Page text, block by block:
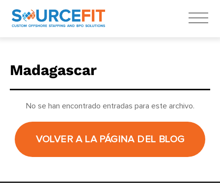
Madagascar
No se han encontrado entradas para este archivo.
VOLVER A LA PÁGINA DEL BLOG